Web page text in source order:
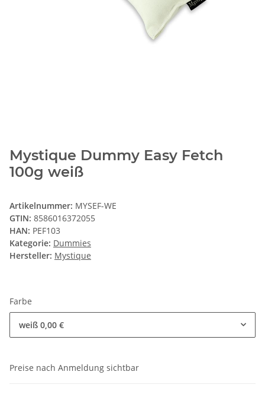
Mystique Dummy Easy Fetch
100g weiß
Artikelnummer: MYSEF-WE
GTIN: 8586016372055
HAN: PEF103
Kategorie: Dummies
Hersteller: Mystique
Farbe
weiß 0,00 €
Preise nach Anmeldung sichtbar